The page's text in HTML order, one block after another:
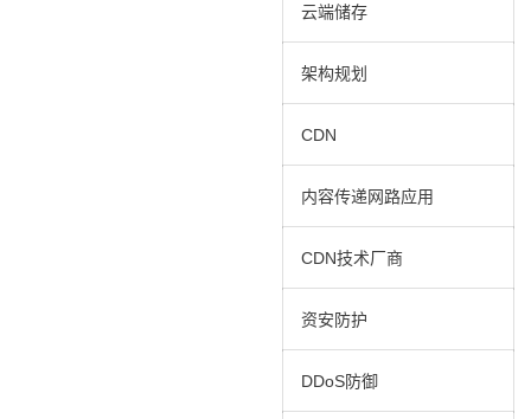
云端储存
架构规划
CDN
内容传递网路应用
CDN技术厂商
资安防护
DDoS防御